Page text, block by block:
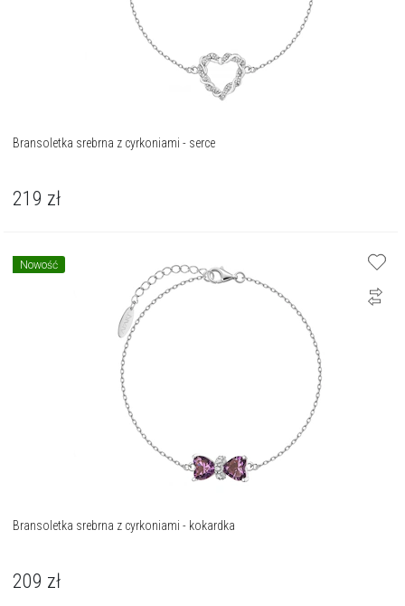
Bransoletka srebrna z cyrkoniami - serce
219 zł
Nowość
Bransoletka srebrna z cyrkoniami - kokardka
209 zł